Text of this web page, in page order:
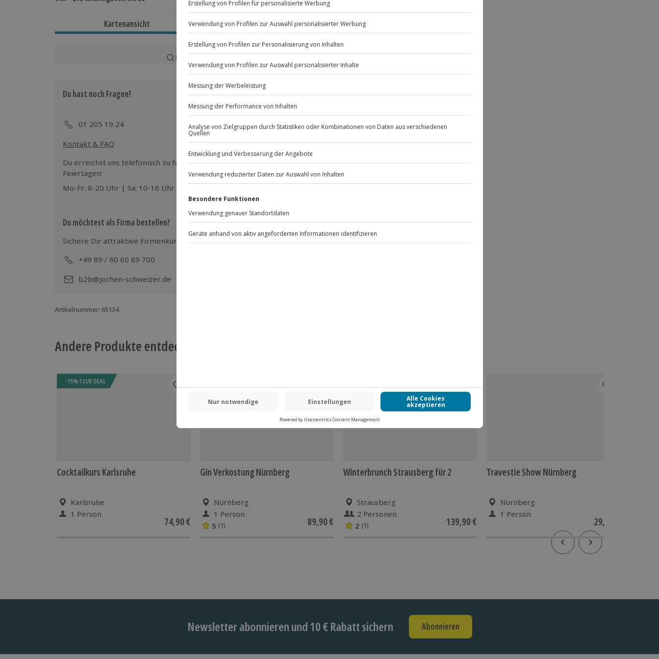
Ca. 2,5 Stunden
Ganzjährig zu bestimmten Terminen verfügbar
Teilnahmebedingungen
Normale physische und psychische Verfassung
Personalausweis
Gruppengröße: 1-12 Personen
Kartenansicht Listenansicht
© OpenStreetMaps
Karte in Großansicht
Du hast noch Fragen?
01 205 19 24
Kontakt & FAQ
Mühldorfstraße 8
81671 München
Du erreichst uns telefonisch zu folgenden Zeiten, außer an bundesweiten
Feiertagen:
Mo-Fr: 8-20 Uhr | Sa: 10-16 Uhr
Du möchtest als Firma bestellen?
Sichere Dir attraktive Firmenkunden Vorteile.
+49 89 / 60 60 89 700
b2b@jochen-schweizer.de
Artikelnummer: 65134
Andere Produkte entdecken
-15% CLUB DEAL
Cocktailkurs Karlsruhe
Karlsruhe
1 Person
74,90 €
Gin Verkostung Nürnberg
Nürnberg
1 Person
5 (1) 89,90 €
Winterbrunch Strausberg für 2
Strausberg
2 Personen
2 (1) 139,90 €
Travestie Show Nürnberg
Nürnberg
1 Person
29,90 €
Newsletter abonnieren und 10 € Rabatt sichern Abonnieren